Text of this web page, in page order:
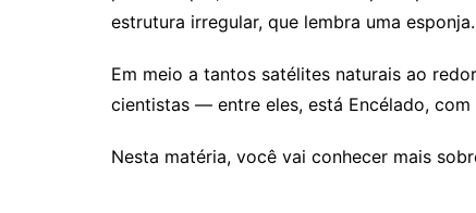
estrutura irregular, que lembra uma esponja.
Em meio a tantos satélites naturais ao
cientistas — entre eles, está Encélado,
Nesta matéria, você vai conhecer mais